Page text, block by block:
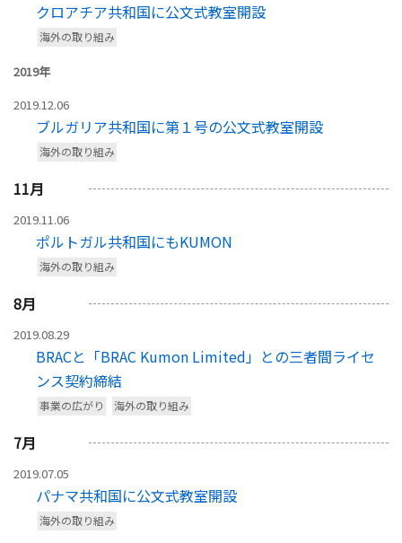
クロアチア共和国に公文式教室開設
海外の取り組み
2019年
2019.12.06
ブルガリア共和国に第１号の公文式教室開設
海外の取り組み
11月
2019.11.06
ポルトガル共和国にもKUMON
海外の取り組み
8月
2019.08.29
BRACと「BRAC Kumon Limited」との三者間ライセ
ンス契約締結
事業の広がり 海外の取り組み
7月
2019.07.05
パナマ共和国に公文式教室開設
海外の取り組み